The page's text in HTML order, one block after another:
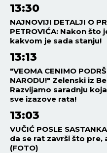
13:30
NAJNOVIJI DETALJI O
PETROVIĆA: Nakon što
kakvom je sada stanju!
13:13
"VEOMA CENIMO
NARODU!" Zelenski iz
Razvijamo saradnju
sve izazove rata!
13:03
VUČIĆ POSLE
da se rat završi što pre,
(FOTO)